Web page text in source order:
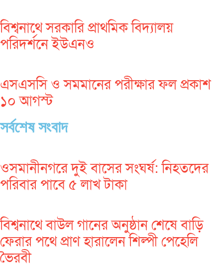
বিশ্বনাথে সরকারি প্রাথমিক বিদ্যালয়
পরিদর্শনে ইউএনও
এসএসসি ও সমমানের পরীক্ষার ফল প্রকাশ
১০ আগস্ট
সর্বশেষ সংবাদ
ওসমানীনগরে দুই বাসের সংঘর্ষ: নিহতদের
পরিবার পাবে ৫ লাখ টাকা
বিশ্বনাথে বাউল গানের অনুষ্ঠান শেষে বাড়ি
ফেরার পথে প্রাণ হারালেন শিল্পী পেহেলি
ভৈরবী